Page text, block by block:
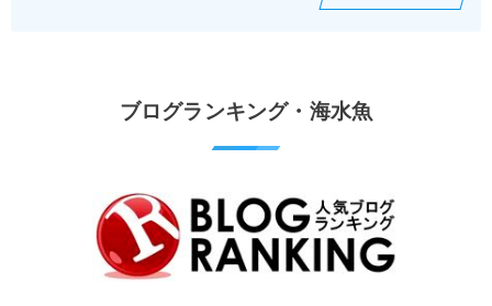
ブログランキング・海水魚